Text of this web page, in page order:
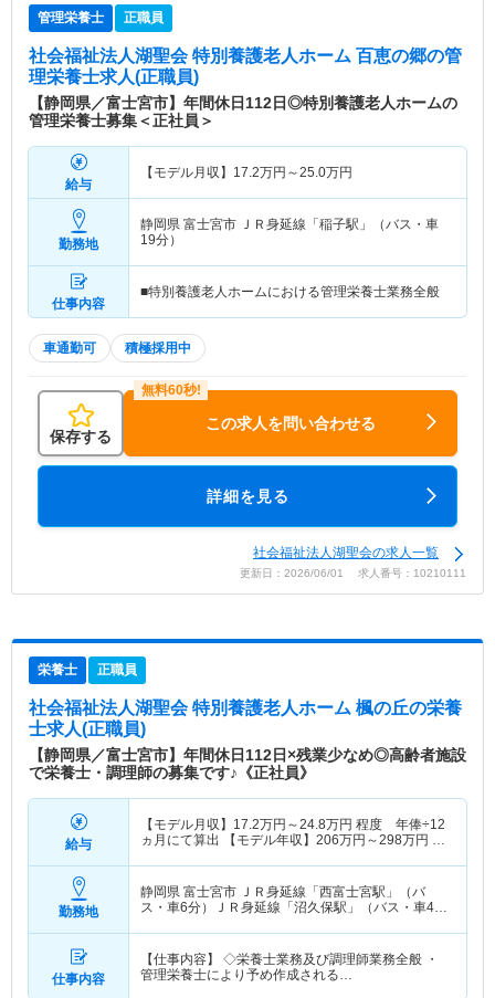
管理栄養士 正職員
社会福祉法人湖聖会 特別養護老人ホーム 百恵の郷の管
理栄養士求人(正職員)
【静岡県／富士宮市】年間休日112日◎特別養護老人ホームの
管理栄養士募集＜正社員＞
給与
【モデル月収】 17.2万円～25.0万円
勤務地
静岡県 富士宮市 ＪＲ身延線「稲子駅」（バス・車
19分）
仕事内容
■特別養護老人ホームにおける管理栄養士業務全般
車通勤可 積極採用中
保存する
この求人を問い合わせる
詳細を見る
社会福祉法人湖聖会の求人一覧
更新日：2026/06/01 求人番号：10210111
栄養士 正職員
社会福祉法人湖聖会 特別養護老人ホーム 楓の丘の栄養
士求人(正職員)
【静岡県／富士宮市】年間休日112日×残業少なめ◎高齢者施設
で栄養士・調理師の募集です♪《正社員》
給与
【モデル月収】 17.2万円～24.8万円 程度 年俸÷12
ヵ月にて算出 【モデル年収】 206万円～298万円 程
勤務地
静岡県 富士宮市 ＪＲ身延線「西富士宮駅」（バ
ス・車6分）ＪＲ身延線「沼久保駅」（バス・車4
仕事内容
【仕事内容】 ◇栄養士業務及び調理師業務全般 ・
管理栄養士により予め作成される…